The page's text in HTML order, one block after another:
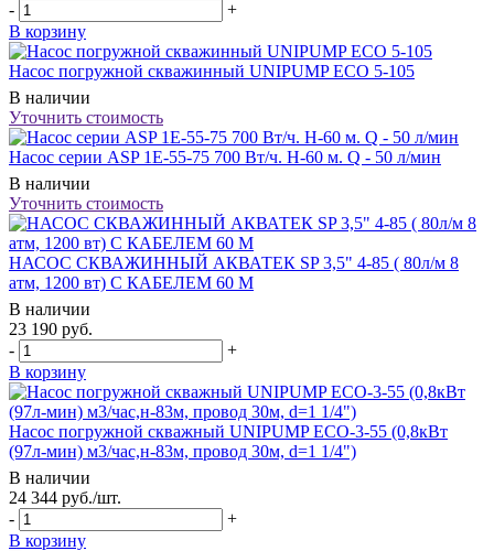
-
+
В корзину
Насос погружной скважинный UNIPUMP ECO 5-105
В наличии
Уточнить стоимость
Насос серии ASP 1E-55-75 700 Вт/ч. H-60 м. Q - 50 л/мин
В наличии
Уточнить стоимость
НАСОС СКВАЖИННЫЙ АКВАТЕК SP 3,5" 4-85 ( 80л/м 8
атм, 1200 вт) С КАБЕЛЕМ 60 М
В наличии
23 190 руб.
-
+
В корзину
Насос погружной скважный UNIPUMP ECO-3-55 (0,8кВт
(97л-мин) м3/час,н-83м, провод 30м, d=1 1/4")
В наличии
24 344 руб./шт.
-
+
В корзину